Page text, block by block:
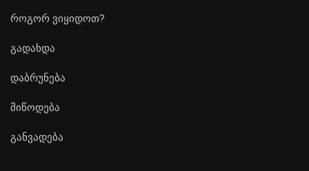
როგორ ვიყიდოთ?
გადახდა
დაბრუნება
მიწოდება
განვადება